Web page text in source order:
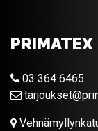
PRIMATEX
03 364 6465